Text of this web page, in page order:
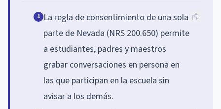
1 La regla de consentimiento de una sola
parte de Nevada (NRS 200.650) permite
a estudiantes, padres y maestros
grabar conversaciones en persona en
las que participan en la escuela sin
avisar a los demás.